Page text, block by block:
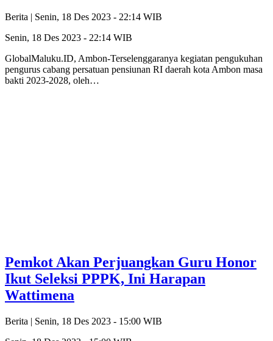
Berita | Senin, 18 Des 2023 - 22:14 WIB
Senin, 18 Des 2023 - 22:14 WIB
GlobalMaluku.ID, Ambon-Terselenggaranya kegiatan pengukuhan
pengurus cabang persatuan pensiunan RI daerah kota Ambon masa
bakti 2023-2028, oleh…
Pemkot Akan Perjuangkan Guru Honor
Ikut Seleksi PPPK, Ini Harapan
Wattimena
Berita | Senin, 18 Des 2023 - 15:00 WIB